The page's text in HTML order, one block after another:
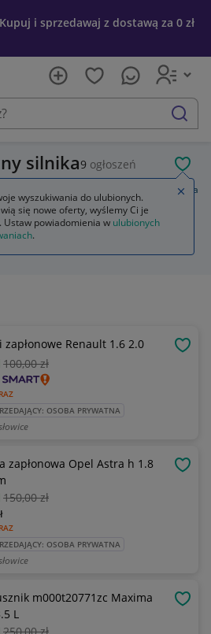
i sprzedawaj z dostawą za 0 zł
szukaj
silnika9 ogłoszeń
Układ elektryczny silnika
+0 km
zapłonowe Renault 1.6 2.0
100,00 zł
OSOBA PRYWATNA
zapłonowa Opel Astra h 1.8
150,00 zł
OSOBA PRYWATNA
m000t20771zc Maxima
L
wyszukiwania do ulubionych.
się nowe oferty, wyślemy Ci je
Ustaw powiadomienia w ulubionych
.